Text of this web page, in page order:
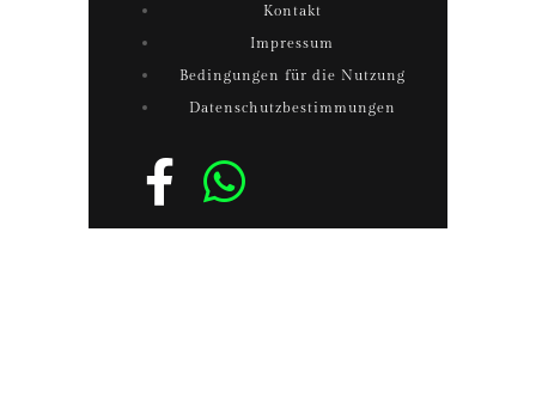
Kontakt
Impressum
Bedingungen für die Nutzung
Datenschutzbestimmungen